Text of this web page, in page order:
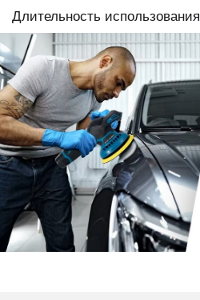
Длительность использования